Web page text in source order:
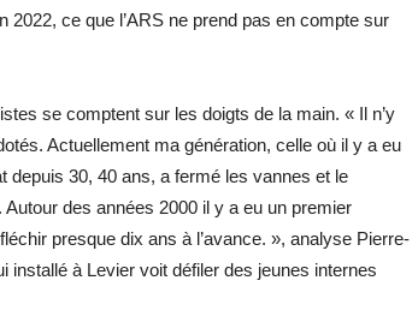
2022, ce que l’ARS ne prend pas en compte sur
se comptent sur les doigts de la main. « Il n’y
Actuellement ma génération, celle où il y a eu
depuis 30, 40 ans, a fermé les vannes et le
des années 2000 il y a eu un premier
presque dix ans à l’avance. », analyse Pierre-
installé à Levier voit défiler des jeunes internes